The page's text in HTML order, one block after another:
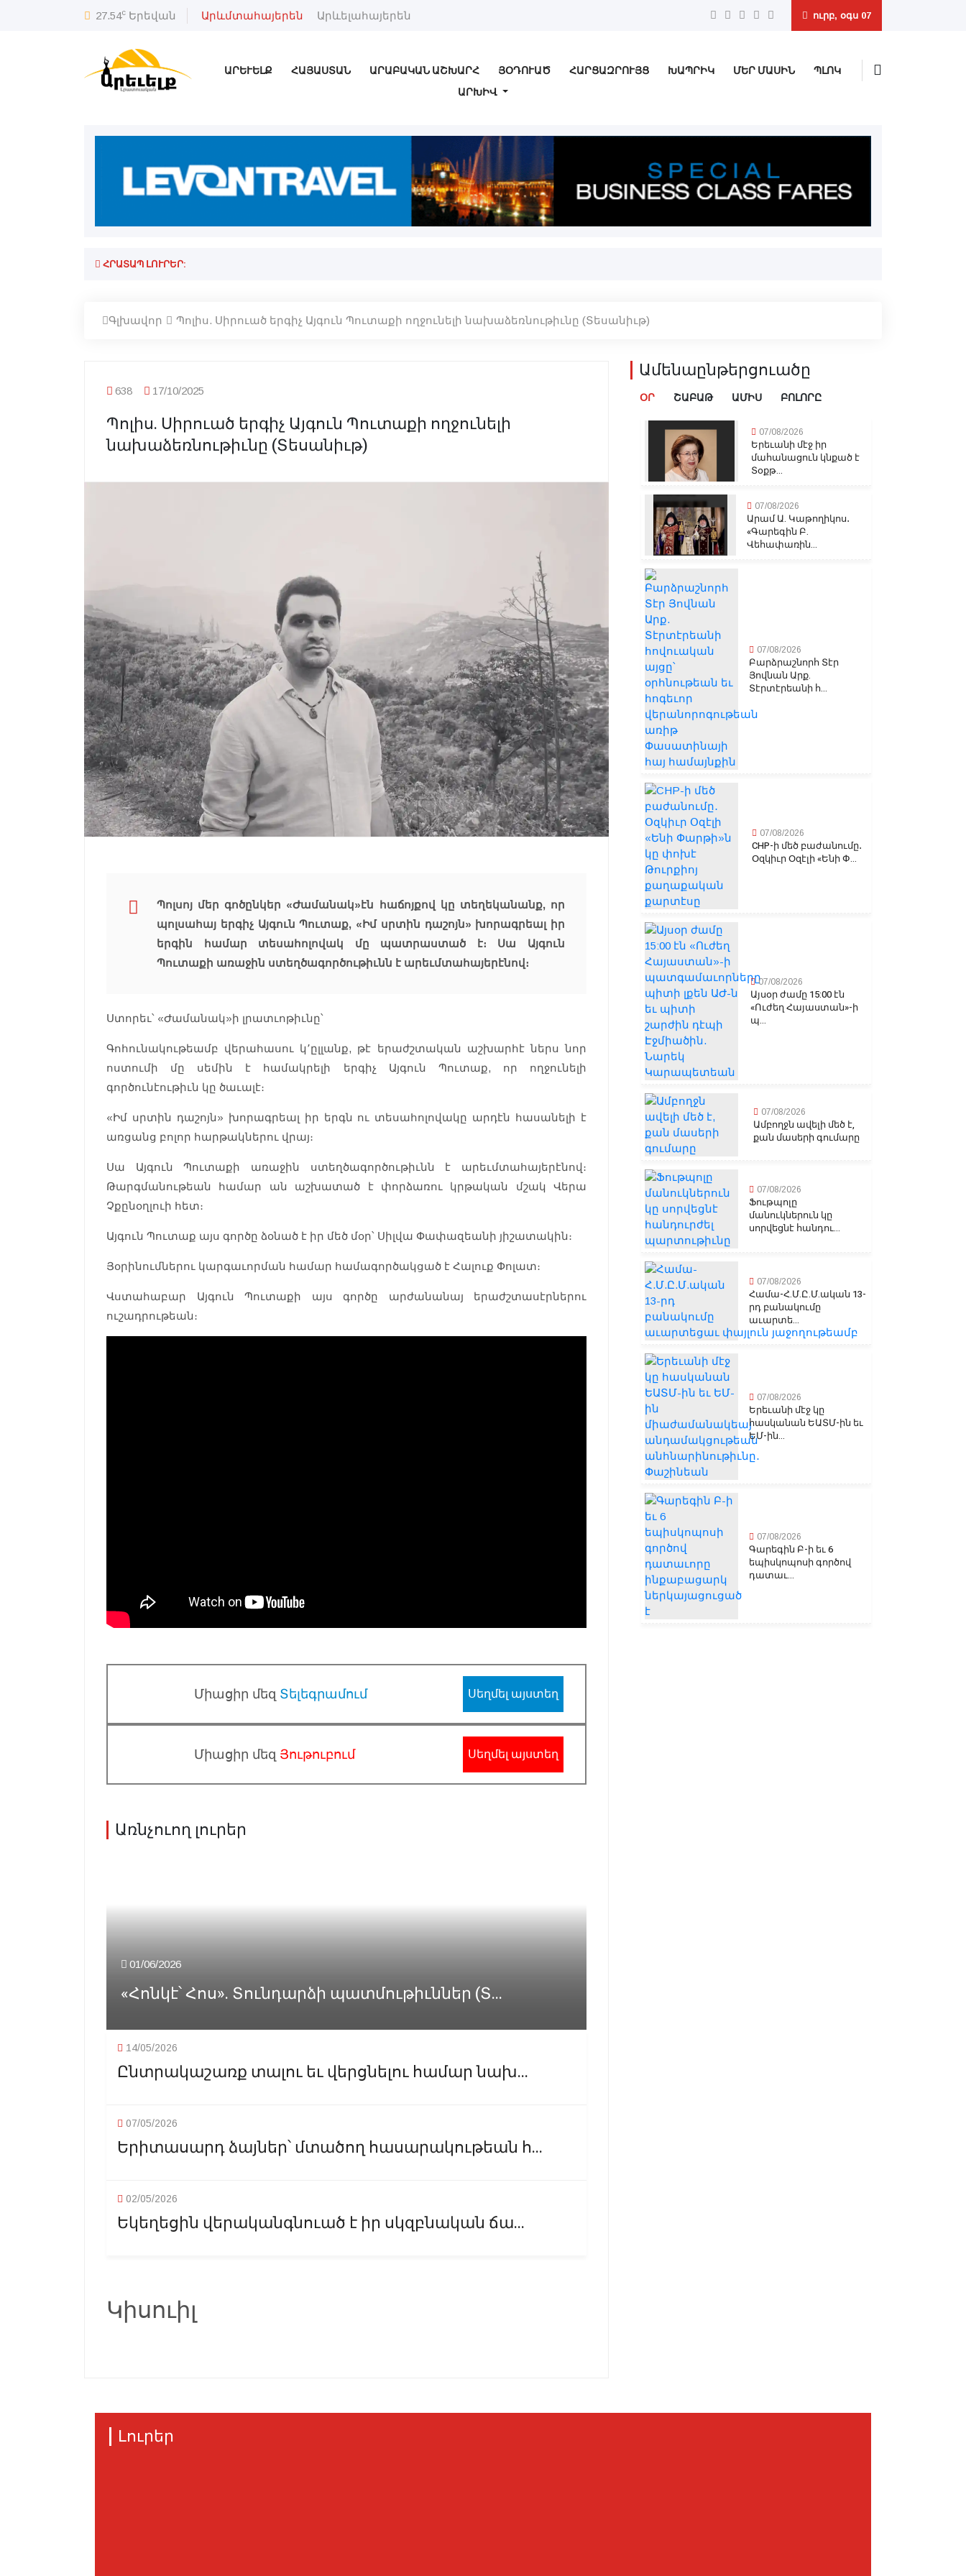
27.54c Երեվան Արևմտահայերեն Արևելահայերեն ուրբ, օգս 07
ԱՐԵՒԵԼՔ ՀԱՅԱՍՏԱՆ ԱՐԱԲԱԿԱՆ ԱՇԽԱՐՀ ՅՕԴՈՒԱԾ ՀԱՐՑԱԶՐՈՒՅՑ ԽԱՊՐԻԿ ՄԵՐ ՄԱՍԻՆ
ՊԼՈԿ
ԱՐԽԻՎ
ՀՐԱՏԱՊ ԼՈՒՐԵՐ:
Գլխավոր Պոլիս. Սիրուած երգիչ Այգուն Պուտաքի ողջունելի նախաձեռնութիւնը (Տեսանիւթ)
638 17/10/2025
Պոլիս. Սիրուած երգիչ Այգուն Պուտաքի ողջունելի
նախաձեռնութիւնը (Տեսանիւթ)
Պոլսոյ մեր գոծընկեր «Ժամանակ»էն հաճոյքով կը տեղեկանանք, որ
պոլսահայ երգիչ Այգուն Պուտաք, «Իմ սրտին դաշոյն» խորագրեալ իր
երգին համար տեսահոլովակ մը պատրաստած է։ Սա Այգուն
Պուտաքի առաջին ստեղծագործութիւնն է արեւմտահայերէնով։
Ստորեւ՝ «Ժամանակ»ի լրատւոթիւնը՝
Գոհունակութեամբ վերահասու կ՚ըլլանք, թէ երաժշտական աշխարհէ ներս նոր
ոստումի մը սեմին է համակրելի երգիչ Այգուն Պուտաք, որ ողջունելի
գործունէութիւն կը ծաւալէ։
«Իմ սրտին դաշոյն» խորագրեալ իր երգն ու տեսահոլովակը արդէն հասանելի է
առցանց բոլոր հարթակներու վրայ։
Սա Այգուն Պուտաքի առաջին ստեղծագործութիւնն է արեւմտահայերէնով։
Թարգմանութեան համար ան աշխատած է փորձառու կրթական մշակ Վերա
Չքընօղլուի հետ։
Այգուն Պուտաք այս գործը ձօնած է իր մեծ մօր՝ Սիլվա Փափազեանի յիշատակին։
Յօրինումներու կարգաւորման համար համագործակցած է Հալուք Փոլատ։
Վստահաբար Այգուն Պուտաքի այս գործը արժանանայ երաժշտասէրներու
ուշադրութեան։
Միացիր մեզ Տելեգրամում Սեղմել այստեղ
Միացիր մեզ Յութուբում Սեղմել այստեղ
Առնչուող լուրեր
01/06/2026
«Հոնկէ՝ Հոս». Տունդարձի պատմութիւններ (Տ...
14/05/2026
Ընտրակաշառք տալու եւ վերցնելու համար նախ...
07/05/2026
Երիտասարդ ձայներ՝ մտածող հասարակութեան հ...
02/05/2026
Եկեղեցին վերականգնուած է իր սկզբնական ճա...
Կիսուիլ
Ամենաընթերցուածը
ՕՐ ՇԱԲԱԹ ԱՄԻՍ ԲՈԼՈՐԸ
07/08/2026
Երեւանի մէջ իր
մահանացուն կնքած է
Տօքթ...
07/08/2026
Արամ Ա. Կաթողիկոս․
«Գարեգին Բ.
Վեհափառին...
07/08/2026
Բարձրաշնորհ Տէր
Յովնան Արք.
Տէրտէրեանի հ...
07/08/2026
CHP-ի մեծ բաժանումը․
Օզկիւր Օզէլի «Ենի Փ...
07/08/2026
Այսօր ժամը 15:00 էն
«Ուժեղ Հայաստան»-ի
պ...
07/08/2026
Ամբողջն ավելի մեծ է,
քան մասերի գումարը
07/08/2026
Ֆութպոլը
մանուկներուն կը
սորվեցնէ հանդու...
07/08/2026
Համա-Հ.Մ.Ը.Մ.ական 13-
րդ բանակումը
աւարտե...
07/08/2026
Երեւանի մէջ կը
հասկանան ԵԱՏՄ-ին եւ
ԵՄ-ին...
07/08/2026
Գարեգին Բ-ի եւ 6
եպիսկոպոսի գործով
դատաւ...
Լուրեր